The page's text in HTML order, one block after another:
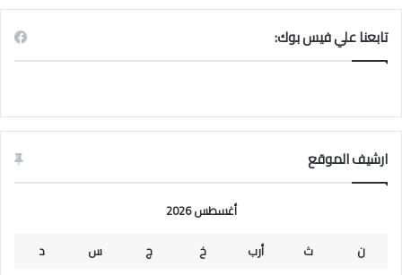
تابعنا علي فيس بوك:
ارشيف الموقع
أغسطس 2026
ن
ث أرب خ ج س
د